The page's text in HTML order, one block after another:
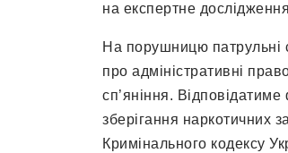
на експертне
На порушницю патрульні
про адміністративні
сп’яніння.
зберігання наркотичних
Кримінального кодексу